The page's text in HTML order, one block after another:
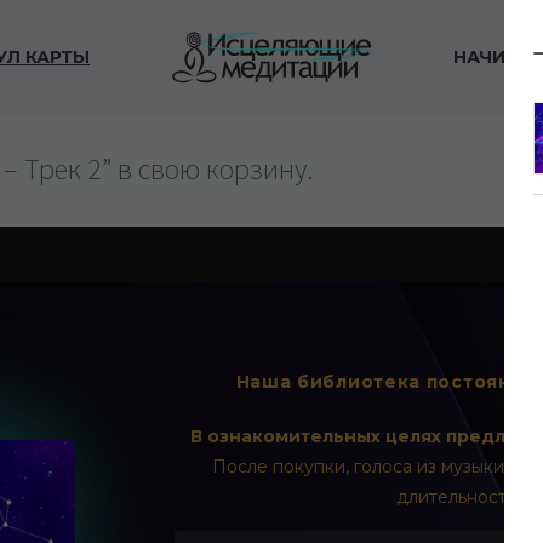
КАРТЫ
2” в свою корзину.
Наша библиотека
В ознакомительных целях
После покупки, голоса из музыки
длительностью
1